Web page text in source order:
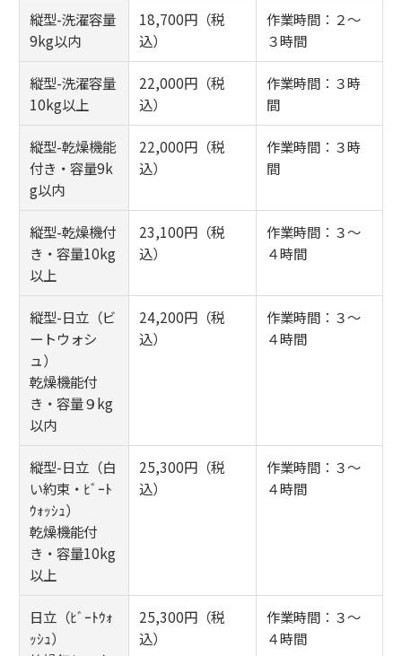
縦型-洗濯容量
9kg以内
18,700円（税
込）
作業時間：２～
３時間
縦型-洗濯容量
10kg以上
22,000円（税
込）
作業時間：３時
間
縦型-乾燥機能
付き・容量9k
g以内
22,000円（税
込）
作業時間：３時
間
縦型-乾燥機付
き・容量10kg
以上
23,100円（税
込）
作業時間：３～
４時間
縦型-日立（ビ
ートウォシ
ュ）
乾燥機能付
き・容量９kg
以内
24,200円（税
込）
作業時間：３～
４時間
縦型-日立（白
い約束・ﾋﾞｰﾄ
ｳｫｯｼｭ）
乾燥機能付
き・容量10kg
以上
25,300円（税
込）
作業時間：３～
４時間
日立（ﾋﾞｰﾄｳｫ
ｯｼｭ）
25,300円（税
込）
作業時間：３～
４時間